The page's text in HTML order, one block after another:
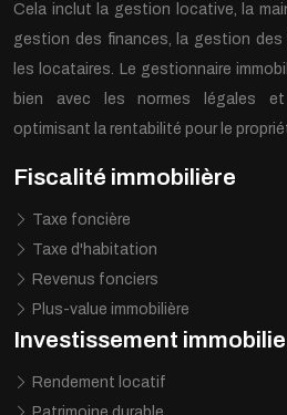
Cela inclut la gestion locative, la
gestion des finances, la gestion
les locataires. Le gestionnaire
bien avec les normes légales
optimisant la rentabilité pour le
Fiscalité immobilière
Taxe foncière
Taxe d'habitation
Revenus fonciers
Plus-value immobilière
Investissement
Rendement locatif